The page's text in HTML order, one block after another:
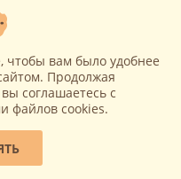
вам было удобнее
Продолжая
соглашаетесь c
файлов cookies.